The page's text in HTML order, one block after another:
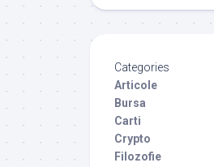
Categories
Articole
Bursa
Carti
Crypto
Filozofie